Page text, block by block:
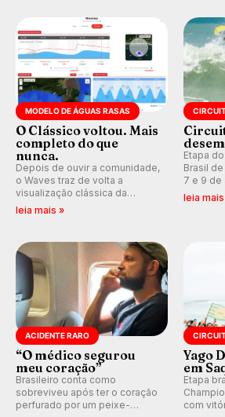
Kelly
MODELO DE ÁGUAS RASAS
O Clássico voltou. Mais
completo do que
nunca.
Depois de ouvir a comunidade,
o Waves traz de volta a
visualização clássica da
previsão de águas rasas,
agora integrada à nova
ondas para até 16 dias.
leia mais »
Etapa
Brasil
7 e 9 de
Miami
válidas
leia
ACIDENTE RARO
“O médico segurou
meu coração”
Brasileiro conta como
sobreviveu após ter o coração
perfurado por um peixe-
Yago
em
Etapa
com